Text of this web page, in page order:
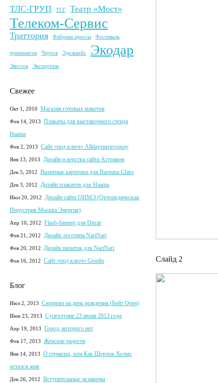
ТЛС-ГРУП
ТСГ Театр «Мост»
Телеком-Сервис
Траттория Фабрика прессы Фестиваль
треннингов Чертов Эдельвейс Экодар
Экосток Экспертиза
Свежее
Окт 1, 2010 Магазин готовых макетов
Фев 14, 2013 Плакаты для выставочного стенда
Haama
Фев 2, 2013 Сайт «под ключ» Alldayenergyspray
Янв 13, 2013 Дизайн и верстка сайта Астраком
Дек 5, 2012 Визитные карточки для Barmina Glass
Дек 3, 2012 Дизайн плакатов для Haama
Июл 20, 2012 Дизайн сайта ОИМЭ (Ортопедическая
Индустрия Москва Энергия)
Апр 10, 2012 Flash-баннер для Dncar
Фев 21, 2012 Дизайн логотипа NariNari
Фев 20, 2012 Дизайн визиток для NariNari
Фев 16, 2012 Сайт «под ключ» Geodis
Блог
Июл 2, 2013 Сюрприз на день рождения (Бейт Орен)
Июн 23, 2013 Суперлуние 23 июня 2013 года
Апр 19, 2013 Город, которого нет
Фев 17, 2013 Женские радости
Янв 14, 2013 О сериалах, или Как Шерлок Холмс
остался жив
Дек 26, 2012 Вступительные экзамены
Слайд 2